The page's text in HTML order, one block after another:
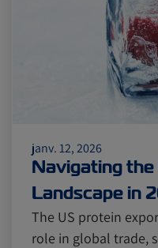
Meat and Dairy
Sustainability
Canada
Market Trends
janv. 12, 2026
Navigating
Landscape in
The US protein
role in global trade,